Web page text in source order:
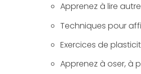
Apprenez à lire
Techniques pour
Exercices de
Apprenez à oser, à